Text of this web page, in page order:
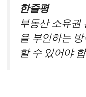
한줄평
부동산 소유권
을 부인하는
할 수 있어야